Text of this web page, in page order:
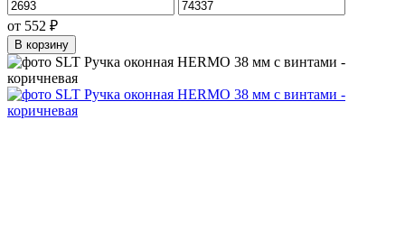
от 552 ₽
В корзину